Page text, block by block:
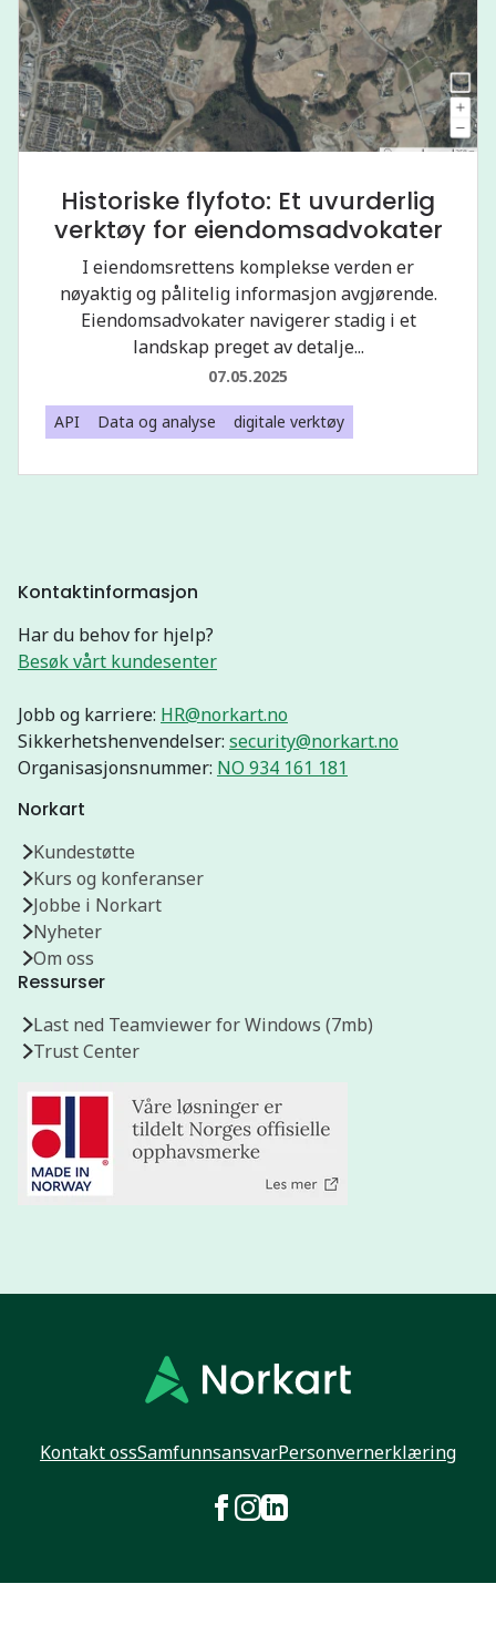
Historiske flyfoto: Et uvurderlig
verktøy for eiendomsadvokater
I eiendomsrettens komplekse verden er
nøyaktig og pålitelig informasjon avgjørende.
Eiendomsadvokater navigerer stadig i et
landskap preget av detalje...
07.05.2025
API Data og analyse digitale verktøy
Kontaktinformasjon
Har du behov for hjelp?
Besøk vårt kundesenter
Jobb og karriere: HR@norkart.no
Sikkerhetshenvendelser: security@norkart.no
Organisasjonsnummer: NO 934 161 181
Norkart
Kundestøtte
Kurs og konferanser
Jobbe i Norkart
Nyheter
Om oss
Ressurser
Last ned Teamviewer for Windows (7mb)
Trust Center
Kontakt ossSamfunnsansvarPersonvernerklæring